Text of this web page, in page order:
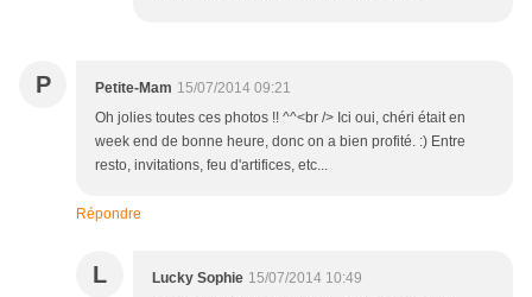
P Petite-Mam 15/07/2014 09:21
Oh jolies toutes ces photos !! ^^<br /> Ici oui, chéri était en
week end de bonne heure, donc on a bien profité. :) Entre
resto, invitations, feu d'artifices, etc...
Répondre
L Lucky Sophie 15/07/2014 10:49